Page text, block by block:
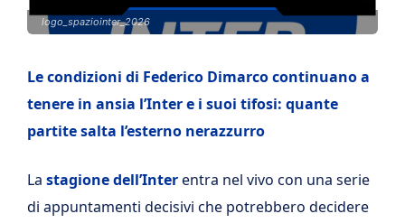
logo_spaziointer_2026
Le condizioni di Federico Dimarco continuano a
tenere in ansia l’Inter e i suoi tifosi: quante
partite salta l’esterno nerazzurro
La stagione dell’Interentra nel vivo con una serie
di appuntamenti decisivi che potrebbero decidere